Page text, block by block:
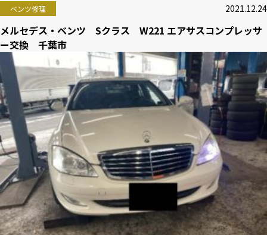
ベンツ修理 2021.12.24
メルセデス・ベンツ Sクラス W221 エアサスコンプレッサ
ー交換 千葉市